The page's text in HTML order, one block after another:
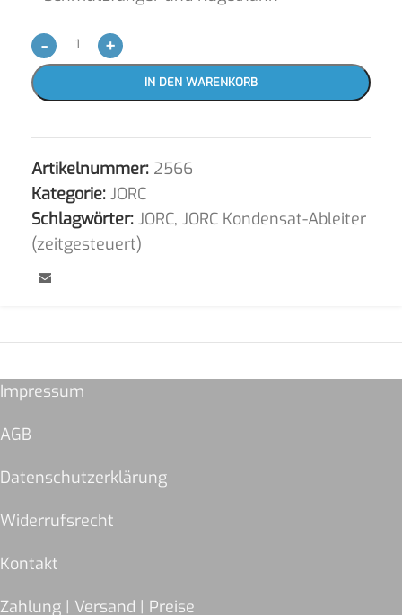
- +
IN DEN WARENKORB
Artikelnummer: 2566
Kategorie: JORC
Schlagwörter: JORC, JORC Kondensat-Ableiter
(zeitgesteuert)
Impressum
AGB
Datenschutzerklärung
Widerrufsrecht
Kontakt
Zahlung | Versand | Preise